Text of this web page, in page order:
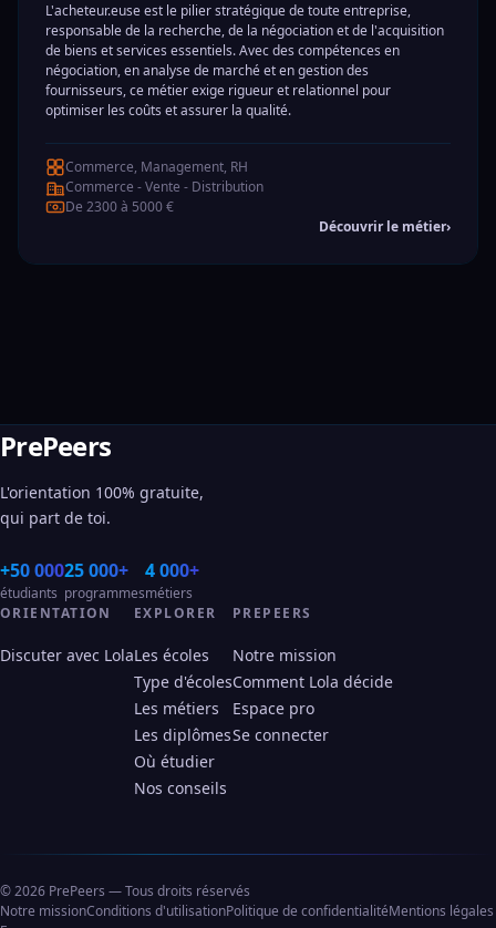
L'acheteur.euse est le pilier stratégique de toute entreprise,
responsable de la recherche, de la négociation et de l'acquisition
de biens et services essentiels. Avec des compétences en
négociation, en analyse de marché et en gestion des
fournisseurs, ce métier exige rigueur et relationnel pour
optimiser les coûts et assurer la qualité.
Commerce, Management, RH
Commerce - Vente - Distribution
De 2300 à 5000 €
Découvrir le métier›
PrePeers
L'orientation 100% gratuite,
qui part de toi.
+50 000
étudiants
25 000+
programmes
4 000+
métiers
ORIENTATION
Discuter avec Lola
EXPLORER
Les écoles
Type d'écoles
Les métiers
Les diplômes
Où étudier
Nos conseils
PREPEERS
Notre mission
Comment Lola décide
Espace pro
Se connecter
© 2026 PrePeers — Tous droits réservés
Notre missionConditions d'utilisationPolitique de confidentialitéMentions légales